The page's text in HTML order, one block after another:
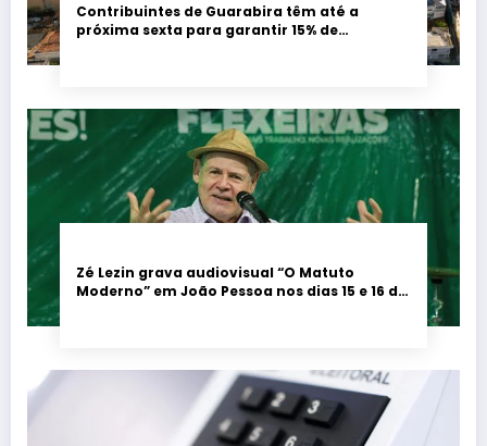
Contribuintes de Guarabira têm até a
próxima sexta para garantir 15% de
Zé Lezin grava audiovisual “O Matuto
Moderno” em João Pessoa nos dias 15 e 16 de